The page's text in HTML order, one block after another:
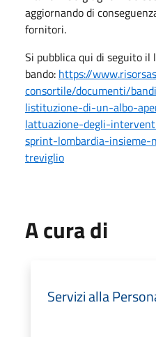
aggiornando di
fornitori.
Si pubblica qui di seguito il
bando: https://
consortile/documenti/
listituzione-di-un-albo-
lattuazione-degli-
sprint-lombardia-
treviglio
A cura di
Servizi alla